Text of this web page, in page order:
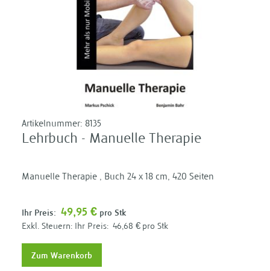
Artikelnummer: 8135
Lehrbuch - Manuelle Therapie
Manuelle Therapie , Buch 24 x 18 cm, 420 Seiten
Ihr Preis: 49,95 € pro Stk
Ihr Preis: 46,68 € pro Stk
Zum Warenkorb